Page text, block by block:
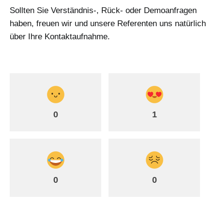
Sollten Sie Verständnis-, Rück- oder Demoanfragen
haben, freuen wir und unsere Referenten uns natürlich
über Ihre Kontaktaufnahme.
0 1
0 0